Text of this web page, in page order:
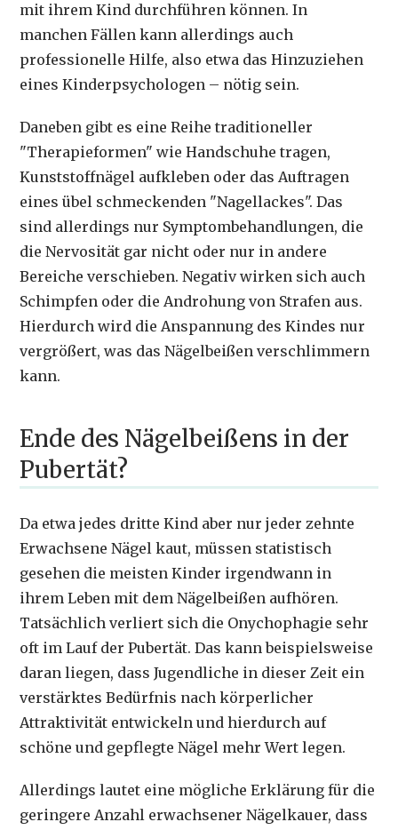
mit ihrem Kind durchführen können. In
manchen Fällen kann allerdings auch
professionelle Hilfe, also etwa das Hinzuziehen
eines Kinderpsychologen – nötig sein.
Daneben gibt es eine Reihe traditioneller
"Therapieformen" wie Handschuhe tragen,
Kunststoffnägel aufkleben oder das Auftragen
eines übel schmeckenden "Nagellackes". Das
sind allerdings nur Symptombehandlungen, die
die Nervosität gar nicht oder nur in andere
Bereiche verschieben. Negativ wirken sich auch
Schimpfen oder die Androhung von Strafen aus.
Hierdurch wird die Anspannung des Kindes nur
vergrößert, was das Nägelbeißen verschlimmern
kann.
Ende des Nägelbeißens in der
Pubertät?
Da etwa jedes dritte Kind aber nur jeder zehnte
Erwachsene Nägel kaut, müssen statistisch
gesehen die meisten Kinder irgendwann in
ihrem Leben mit dem Nägelbeißen aufhören.
Tatsächlich verliert sich die Onychophagie sehr
oft im Lauf der Pubertät. Das kann beispielsweise
daran liegen, dass Jugendliche in dieser Zeit ein
verstärktes Bedürfnis nach körperlicher
Attraktivität entwickeln und hierdurch auf
schöne und gepflegte Nägel mehr Wert legen.
Allerdings lautet eine mögliche Erklärung für die
geringere Anzahl erwachsener Nägelkauer, dass